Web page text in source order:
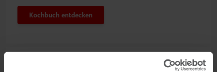
Kochbuch entdecken